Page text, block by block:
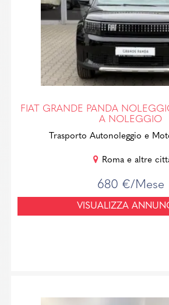
FIAT GRANDE PANDA
A NOLEGGIO
Trasporto Autonoleggio e
Roma e altre
680 €/Mese
VISUALIZZA